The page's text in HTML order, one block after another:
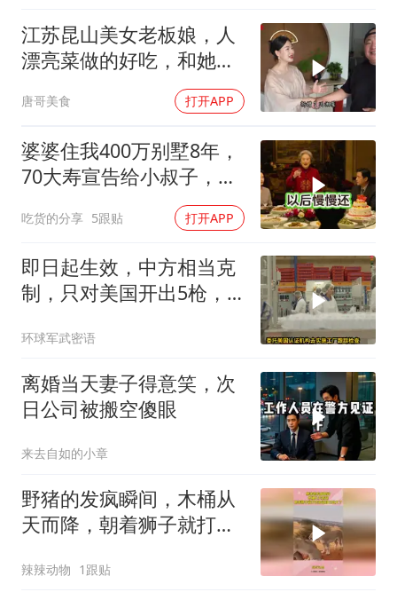
江苏昆山美女老板娘，人
漂亮菜做的好吃，和她小
唐哥美食 打开APP
婆婆住我400万别墅8年，
70大寿宣告给小叔子，
我：天没黑你做梦呢？
吃货的分享 5跟贴 打开APP
即日起生效，中方相当克
制，只对美国开出5枪，
环球军武密语
离婚当天妻子得意笑，次
日公司被搬空傻眼
来去自如的小章
野猪的发疯瞬间，木桶从
天而降，朝着狮子就打去
辣辣动物 1跟贴